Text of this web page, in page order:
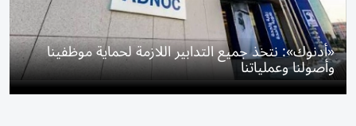
«أدنوك»: نتخذ جميع التدابير اللازمة لحماية موظفينا
وأصولنا وعملياتنا